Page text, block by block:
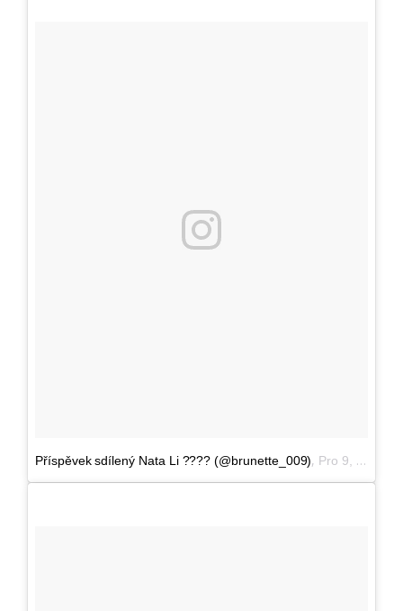
Příspěvek sdílený Nata Li ???? (@brunette_009), Pro 9, 2016 v 3:26 PST